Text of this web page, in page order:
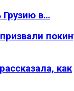
в…
как